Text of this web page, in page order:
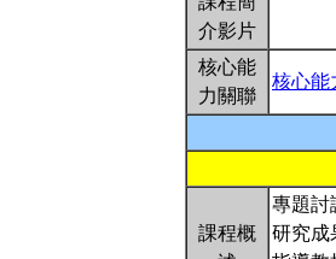
介影片
核心能
力關聯
核心能
課程概
專題討
研究成